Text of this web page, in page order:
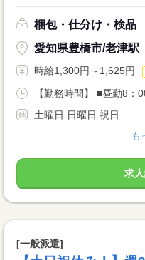
梱包・仕分け・検品
愛知県豊橋市/老津駅
時給1,300円～1,625円
【勤務時間】 ■昼勤8：
土曜日 日曜日 祝日
も
求
[一般派遣]